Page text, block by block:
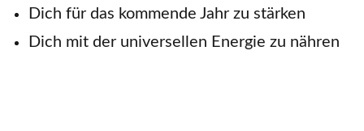
Dich für das kommende Jahr zu stärken
Dich mit der universellen Energie zu nähren